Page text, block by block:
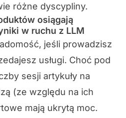
różne dyscypliny.
osiągają
w ruchu z LLM
jeśli prowadzisz
usługi. Choć pod
sesji artykuły na
(ze względu na ich
mają ukrytą moc.